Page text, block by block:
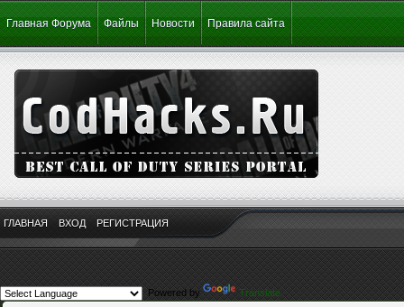
Главная Форума Файлы Новости Правила сайта
ГЛАВНАЯ ВХОД РЕГИСТРАЦИЯ
Powered by Translate